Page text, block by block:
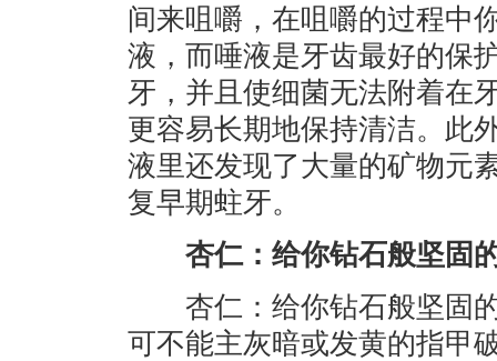
间来咀嚼，在咀嚼的过程中
液，而唾液是牙齿最好的保
牙，并且使细菌无法附着在
更容易长期地保持清洁。此
液里还发现了大量的矿物元
复早期蛀牙。
杏仁：给你钻石般坚固
杏仁：给你钻石般坚固的
可不能主灰暗或发黄的指甲